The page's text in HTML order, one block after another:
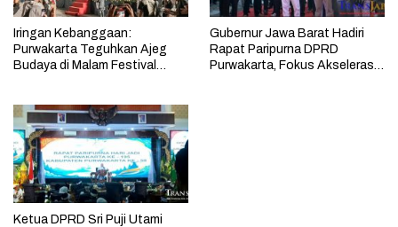
Iringan Kebanggaan:
Purwakarta Teguhkan Ajeg
Budaya di Malam Festival
Gubernur Jawa Barat Hadiri
Rapat Paripurna DPRD
Purwakarta, Fokus Akselerasi
Ketua DPRD Sri Puji Utami